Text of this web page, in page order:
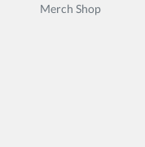
Merch Shop